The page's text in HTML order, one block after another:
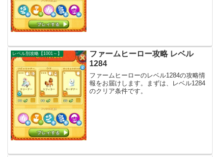
レベル別攻略【1001～】
ファームヒーロー攻略 レベル
1284
ファームヒーローのレベル1284の攻略情
報をお届けします。まずは、レベル1284
のクリア条件です。